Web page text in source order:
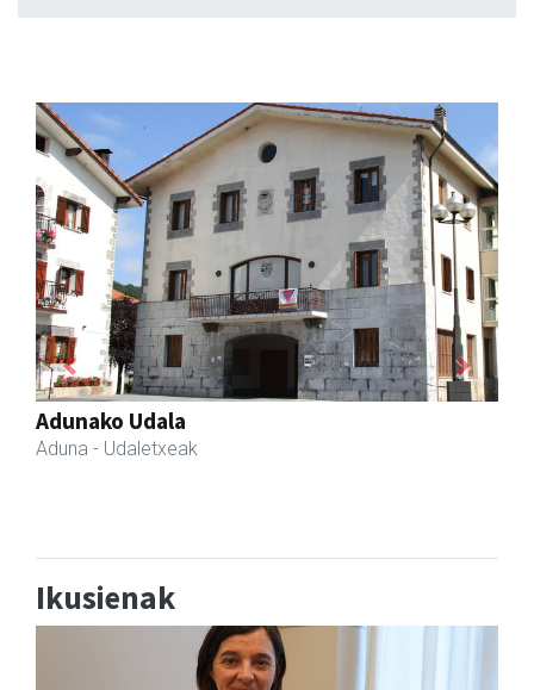
Ondarreta taberna
Andoain
Previous Next
Ikusienak